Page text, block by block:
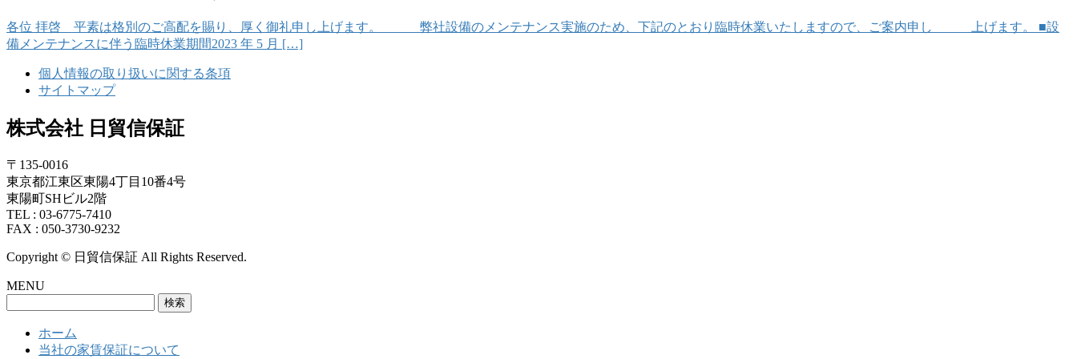
各位 拝啓 平素は格別のご高配を賜り、厚く御礼申し上げます。 弊社設備のメンテナンス実施のため、下記のとおり臨時休業いたしますので、ご案内申し 上げます。 ■設
備メンテナンスに伴う臨時休業期間2023 年 5 月 […]
個人情報の取り扱いに関する条項
サイトマップ
株式会社 日貿信保証
〒135-0016
東京都江東区東陽4丁目10番4号
東陽町SHビル2階
TEL : 03-6775-7410
FAX : 050-3730-9232
Copyright © 日貿信保証 All Rights Reserved.
MENU
ホーム
当社の家賃保証について